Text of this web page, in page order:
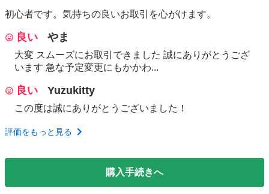
初心者です。気持ちの良いお取引を心がけます。
良い やま
大変 スムーズにお取引できました 誠にありがとうござ
います 急な予定変更にもかかわ...
良い Yuzukitty
この度は誠にありがとうございました！
評価をもっと見る
購入手続きへ